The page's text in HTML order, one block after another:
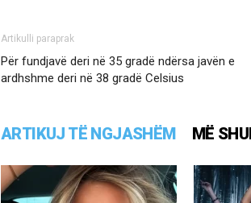
Artikulli paraprak
Për fundjavë deri në 35 gradë ndërsa javën e
ardhshme deri në 38 gradë Celsius
ARTIKUJ TË NGJASHËM MË